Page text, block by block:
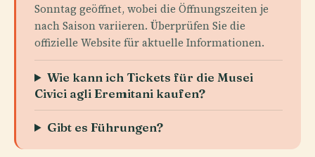
Sonntag geöffnet, wobei die Öffnungszeiten je
nach Saison variieren. Überprüfen Sie die
offizielle Website für aktuelle Informationen.
Wie kann ich Tickets für die Musei
Civici agli Eremitani kaufen?
Gibt es Führungen?